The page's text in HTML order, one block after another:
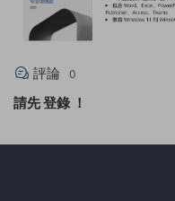
評論 0
請先登錄 ！